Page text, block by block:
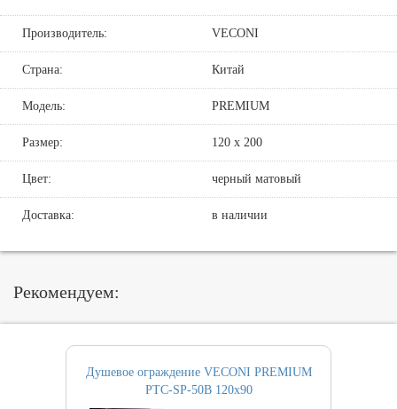
Производитель: VECONI
Страна: Китай
Модель: PREMIUM
Размер: 120 х 200
Цвет: черный матовый
Доставка: в наличии
Рекомендуем:
Душевое ограждение VECONI PREMIUM
PTC-SP-50B 120х90